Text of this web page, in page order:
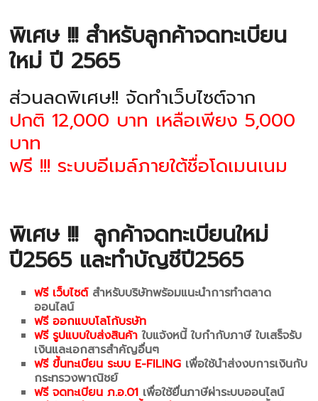
พิเศษ !!! สำหรับลูกค้าจดทะเบียน
ใหม่ ปี 2565
ส่วนลดพิเศษ!! จัดทำเว็บไซต์จาก
ปกติ 12,000 บาท เหลือเพียง 5,000
บาท
ฟรี !!! ระบบอีเมล์ภายใต้ชื่อโดเมนเนม
พิเศษ !!! ลูกค้าจดทะเบียนใหม่
ปี2565 และทำบัญชีปี2565
ฟรี เว็บไซต์สำหรับบริษัทพร้อมแนะนำการทำตลาด
ออนไลน์
ฟรี ออกแบบโลโก้บรษัท
ฟรี รูปแบบใบส่งสินค้า ใบแจ้งหนี้ ใบกำกับภาษี ใบเสร็จรับ
เงินและเอกสารสำคัญอื่นๆ
ฟรี ขึ้นทะเบียน ระบบ E-FILING เพื่อใช้นำส่งงบการเงินกับ
กระทรวงพาณิชย์
ฟรี จดทะเบียน ภ.อ.01 เพื่อใช้ยื่นภาษีผ่าระบบออนไลน์